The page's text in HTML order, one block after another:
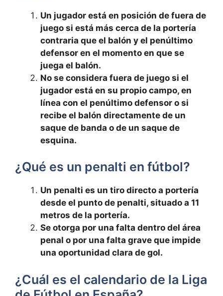
Un jugador está en posición de fuera de
juego si está más cerca de la portería
contraria que el balón y el penúltimo
defensor en el momento en que se
juega el balón.
No se considera fuera de juego si el
jugador está en su propio campo, en
línea con el penúltimo defensor o si
recibe el balón directamente de un
saque de banda o de un saque de
esquina.
¿Qué es un penalti en fútbol?
Un penalti es un tiro directo a portería
desde el punto de penalti, situado a 11
metros de la portería.
Se otorga por una falta dentro del área
penal o por una falta grave que impide
una oportunidad clara de gol.
¿Cuál es el calendario de la Liga